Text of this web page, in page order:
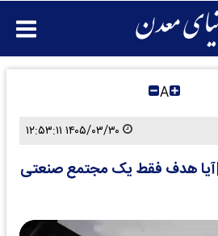
A
هدف فقط یک مجتمع صنعتی